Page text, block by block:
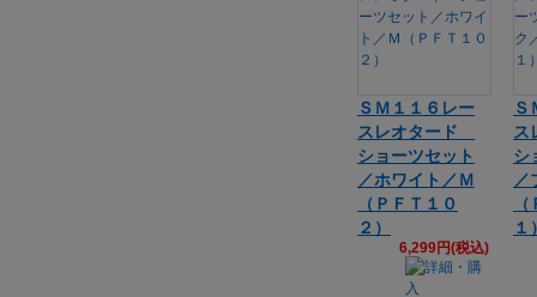
ＳＭ１１６レー
スレオタード
ショーツセット
／ホワイト／Ｍ
（ＰＦＴ１０
２）
6,299円(税込)
Ｓ
シ
／
１